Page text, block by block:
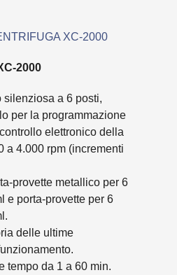
XC-2000
2000
silenziosa a 6 posti,
per la programmazione
elettronico della
a 4.000 rpm (incrementi
provette metallico per 6
e porta-provette per 6
delle ultime
tempo da 1 a 60 min.